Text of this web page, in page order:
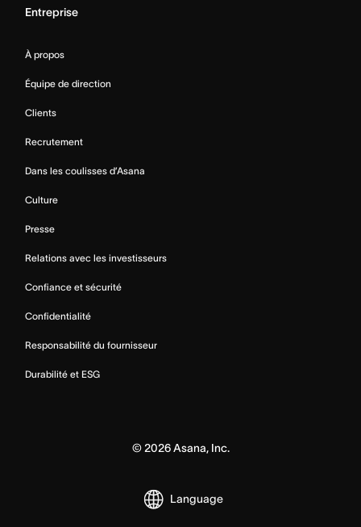
Entreprise
À propos
Équipe de direction
Clients
Recrutement
Dans les coulisses d’Asana
Culture
Presse
Relations avec les investisseurs
Confiance et sécurité
Confidentialité
Responsabilité du fournisseur
Durabilité et ESG
©2026Asana, Inc.
Language